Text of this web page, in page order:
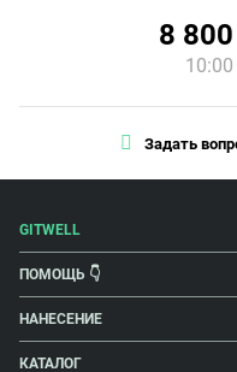
Задать
8
GITWELL
ПОМОЩЬ 👇
НАНЕСЕНИЕ
КАТАЛОГ